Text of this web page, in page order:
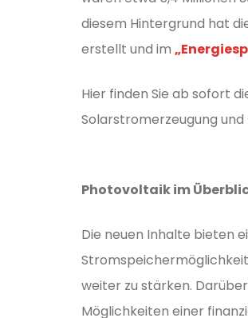
diesem Hintergrund hat
erstellt und im
Hier finden Sie ab sofort
Solarstromerzeugung
Photovoltaik im
Die neuen Inhalte bieten
weiter zu stärken.
Möglichkeiten einer